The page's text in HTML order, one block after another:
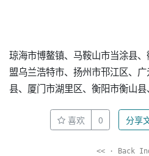
琼海市博鳌镇、马鞍山市当涂县
盟乌兰浩特市、扬州市邗江区、
县、厦门市湖里区、衡阳市衡山
喜欢 0 分享
<< · Back